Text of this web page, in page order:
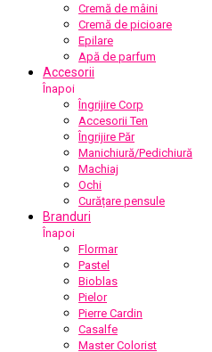
Cremă de mâini
Cremă de picioare
Epilare
Apă de parfum
Accesorii
Înapoi
Îngrijire Corp
Accesorii Ten
Îngrijire Păr
Manichiură/Pedichiură
Machiaj
Ochi
Curățare pensule
Branduri
Înapoi
Flormar
Pastel
Bioblas
Pielor
Pierre Cardin
Casalfe
Master Colorist